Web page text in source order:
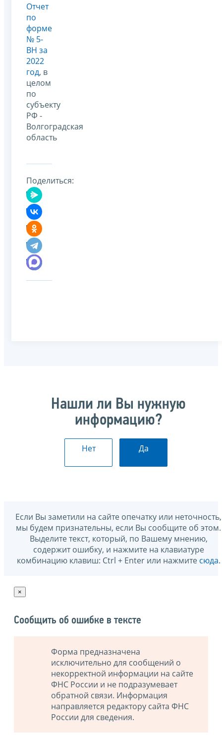
Отчет
по
форме
№ 5-
ВH за
2022
год, в
целом
по
субъекту
РФ -
Волгоградская
область
Поделиться:
Нашли ли Вы нужную
информацию?
Нет Да
Если Вы заметили на сайте опечатку или неточность,
мы будем признательны, если Вы сообщите об этом.
Выделите текст, который, по Вашему мнению,
содержит ошибку, и нажмите на клавиатуре
комбинацию клавиш: Ctrl + Enter или нажмите сюда.
×
Сообщить об ошибке в тексте
Форма предназначена
исключительно для сообщений о
некорректной информации на сайте
ФНС России и не подразумевает
обратной связи. Информация
направляется редактору сайта ФНС
России для сведения.